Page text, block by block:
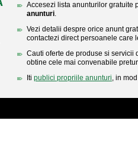
Accesezi lista anunturilor gratuite
anunturi.
Vezi detalii despre orice anunt
contactezi direct persoanele care
Cauti oferte de produse si servicii
obtine cele mai convenabile
Iti publici propriile anunturi, in